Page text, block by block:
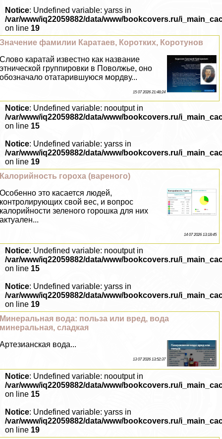
Notice: Undefined variable: yarss in
/var/www/iq22059882/data/www/bookcovers.ru/
on line 19
Значение фамилии Каратаев, Коротких, Коротунов
Слово каратай известно как название
этнической группировки в Поволжье, оно
обозначало отатарившуюся мордву...
15 07 2026 21:48:24
Notice: Undefined variable: nooutput in
/var/www/iq22059882/data/www/bookcovers.ru/
on line 15
Notice: Undefined variable: yarss in
/var/www/iq22059882/data/www/bookcovers.ru/
on line 19
Калорийность гороха (вареного)
Особенно это касается людей,
контролирующих свой вес, и вопрос
калорийности зеленого горошка для них
актуален...
14 07 2026 13:18:45
Notice: Undefined variable: nooutput in
/var/www/iq22059882/data/www/bookcovers.ru/
on line 15
Notice: Undefined variable: yarss in
/var/www/iq22059882/data/www/bookcovers.ru/
on line 19
Минеральная вода: польза или вред, вода
минеральная, сладкая
Артезианская вода...
13 07 2026 13:52:37
Notice: Undefined variable: nooutput in
/var/www/iq22059882/data/www/bookcovers.ru/
on line 15
Notice: Undefined variable: yarss in
/var/www/iq22059882/data/www/bookcovers.ru/
on line 19